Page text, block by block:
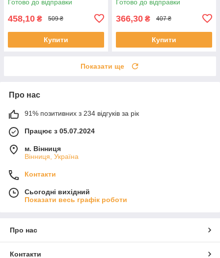
Готово до відправки
458,10 ₴ 509 ₴
Купити
Готово до відправки
366,30 ₴ 407 ₴
Купити
Показати ще
Про нас
91% позитивних з 234 відгуків за рік
Працює з 05.07.2024
м. Вінниця
Вінниця, Україна
Контакти
Сьогодні вихідний
Показати весь графік роботи
Про нас
Контакти